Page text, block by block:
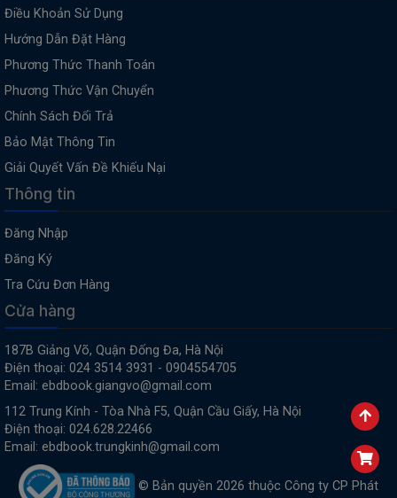
Điều Khoản Sử Dụng
Hướng Dẫn Đặt Hàng
Phương Thức Thanh Toán
Phương Thức Vận Chuyển
Chính Sách Đổi Trả
Bảo Mật Thông Tin
Giải Quyết Vấn Đề Khiếu Nại
Thông tin
Đăng Nhập
Đăng Ký
Tra Cứu Đơn Hàng
Cửa hàng
187B Giảng Võ, Quận Đống Đa, Hà Nội
Điện thoại: 024 3514 3931 - 0904554705
Email: ebdbook.giangvo@gmail.com
112 Trung Kính - Tòa Nhà F5, Quận Cầu Giấy, Hà Nội
Điện thoại: 024.628.22466
Email: ebdbook.trungkinh@gmail.com
© Bản quyền 2026 thuộc Công ty CP Phát